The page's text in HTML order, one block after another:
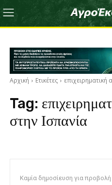
Αρχική Ετικέτες
Tag:
στην Ισπανία
Καμία δημοσίευση για προβολή